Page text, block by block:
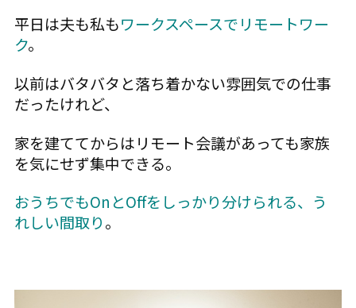
平日は夫も私もワークスペースでリモートワー
ク。
以前はバタバタと落ち着かない雰囲気での仕事
だったけれど、
家を建ててからはリモート会議があっても家族
を気にせず集中できる。
おうちでもOnとOffをしっかり分けられる、う
れしい間取り。